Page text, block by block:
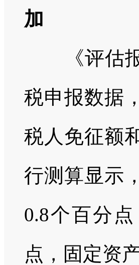
加
《评估报
税申报数据
税人免征额
行测算显示，
0.8个百分
点，固定资